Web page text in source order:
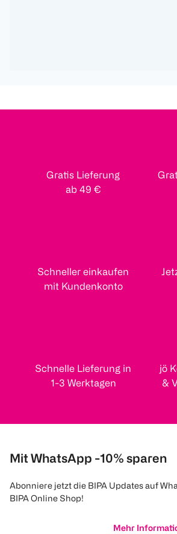
Gratis Lieferung
ab 49 €
Schneller einkaufen
mit Kundenkonto
Schnelle Lieferung in
1-3 Werktagen
jö
&
Mit WhatsApp -10% sparen
Abonniere jetzt die BIPA Updates auf
BIPA Online Shop!
Mehr